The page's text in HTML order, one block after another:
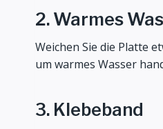
2. Warmes
Weichen Sie die Platte
um warmes Wasser
3. Klebeband